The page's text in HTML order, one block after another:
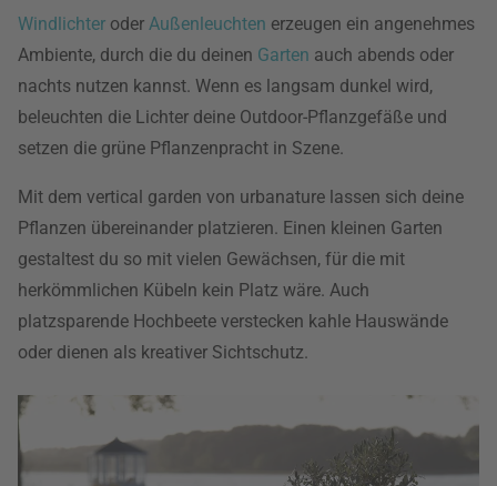
Windlichter oder Außenleuchten erzeugen ein angenehmes
Ambiente, durch die du deinen Garten auch abends oder
nachts nutzen kannst. Wenn es langsam dunkel wird,
beleuchten die Lichter deine Outdoor-Pflanzgefäße und
setzen die grüne Pflanzenpracht in Szene.
Mit dem vertical garden von urbanature lassen sich deine
Pflanzen übereinander platzieren. Einen kleinen Garten
gestaltest du so mit vielen Gewächsen, für die mit
herkömmlichen Kübeln kein Platz wäre. Auch
platzsparende Hochbeete verstecken kahle Hauswände
oder dienen als kreativer Sichtschutz.